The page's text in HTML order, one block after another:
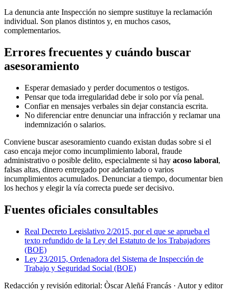
La denuncia ante Inspección no siempre sustituye la reclamación
individual. Son planos distintos y, en muchos casos,
complementarios.
Errores frecuentes y cuándo buscar
asesoramiento
Esperar demasiado y perder documentos o testigos.
Pensar que toda irregularidad debe ir solo por vía penal.
Confiar en mensajes verbales sin dejar constancia escrita.
No diferenciar entre denunciar una infracción y reclamar una
indemnización o salarios.
Conviene buscar asesoramiento cuando existan dudas sobre si el
caso encaja mejor como incumplimiento laboral, fraude
administrativo o posible delito, especialmente si hay acoso laboral,
falsas altas, dinero entregado por adelantado o varios
incumplimientos acumulados. Denunciar a tiempo, documentar bien
los hechos y elegir la vía correcta puede ser decisivo.
Fuentes oficiales consultables
Real Decreto Legislativo 2/2015, por el que se aprueba el
texto refundido de la Ley del Estatuto de los Trabajadores
(BOE)
Ley 23/2015, Ordenadora del Sistema de Inspección de
Trabajo y Seguridad Social (BOE)
Redacción y revisión editorial: Òscar Aleñá Francás · Autor y editor